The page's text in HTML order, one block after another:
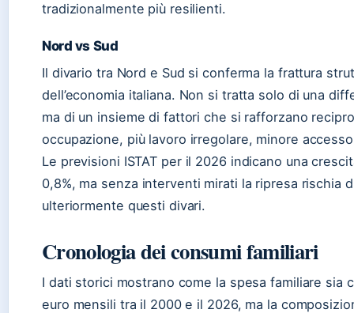
tradizionalmente più resilienti.
Nord vs Sud
Il divario tra Nord e Sud si conferma la frattura
dell’economia italiana. Non si tratta solo di una
ma di un insieme di fattori che si rafforzano
occupazione, più lavoro irregolare, minore
Le previsioni ISTAT per il 2026 indicano una
0,8%, ma senza interventi mirati la ripresa rischia
ulteriormente questi divari.
Cronologia dei consumi familiari
I dati storici mostrano come la spesa familiare sia
euro mensili tra il 2000 e il 2026, ma la